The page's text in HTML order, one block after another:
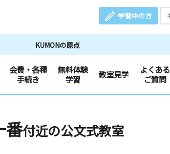
学習中の方
KUMONの原点
会費・各種
手続き
無料体験
学習
教室見学
よくある
ご質問
番付近の公文式教室